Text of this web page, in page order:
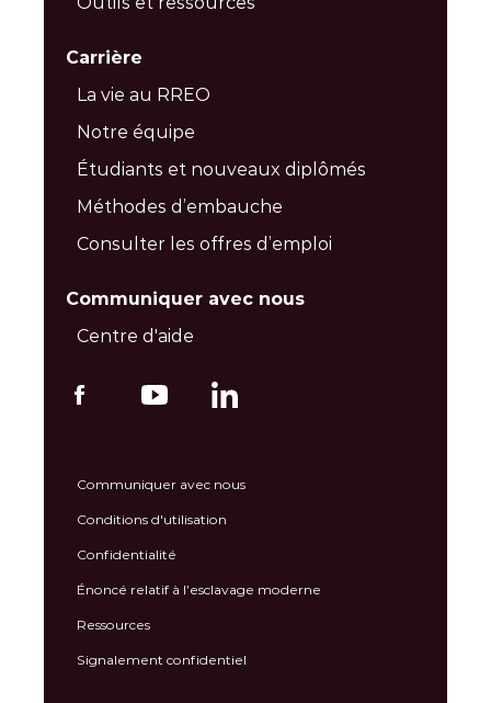
Carrière
La vie au RREO
Notre équipe
Étudiants et nouveaux diplômés
Méthodes d’embauche
Consulter les offres d’emploi
Communiquer avec nous
Centre d'aide
Communiquer avec nous
Conditions d'utilisation
Confidentialité
Énoncé relatif à l’esclavage moderne
Ressources
Signalement confidentiel